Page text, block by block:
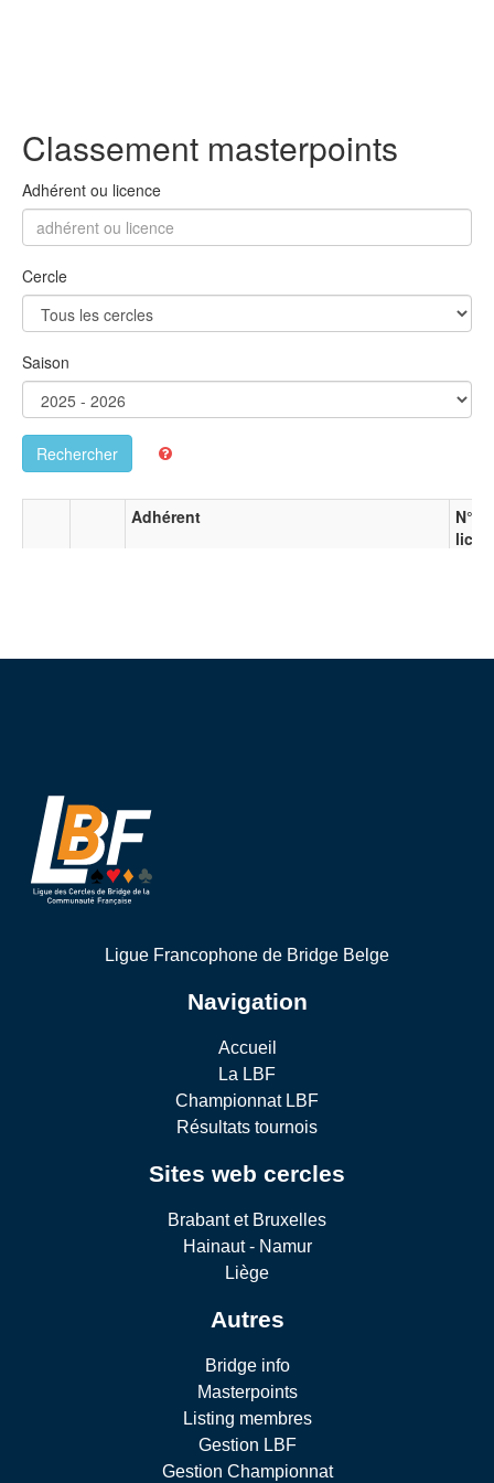
Ligue Francophone de Bridge Belge
Navigation
Accueil
La LBF
Championnat LBF
Résultats tournois
Sites web cercles
Brabant et Bruxelles
Hainaut - Namur
Liège
Autres
Bridge info
Masterpoints
Listing membres
Gestion LBF
Gestion Championnat